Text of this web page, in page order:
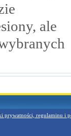
ale
prywatności, regulaminu i